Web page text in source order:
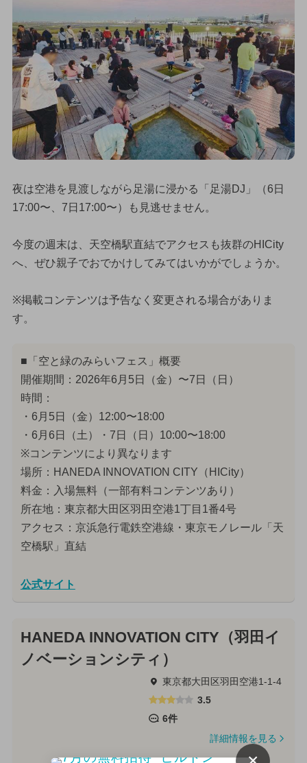
夜は空港を見渡しながら足湯に浸かる「足湯DJ」（6日
17:00〜、7日17:00〜）も見逃せません。
今度の週末は、天空橋駅直結でアクセスも抜群のHICity
へ、ぜひ親子でおでかけしてみてはいかがでしょうか。
※掲載コンテンツは予告なく変更される場合がありま
す。
■「空と緑のみらいフェス」概要
開催期間：2026年6月5日（金）〜7日（日）
時間：
・6月5日（金）12:00〜18:00
・6月6日（土）・7日（日）10:00〜18:00
※コンテンツにより異なります
場所：HANEDA INNOVATION CITY（HICity）
料金：入場無料（一部有料コンテンツあり）
所在地：東京都大田区羽田空港1丁目1番4号
アクセス：京浜急行電鉄空港線・東京モノレール「天
空橋駅」直結
公式サイト
HANEDA INNOVATION CITY（羽田イ
ノベーションシティ）
東京都大田区羽田空港1-1-4
3.5
6件
詳細情報を見る